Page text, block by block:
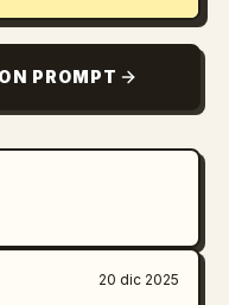
PROMPT
20 dic 2025